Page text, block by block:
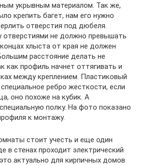
укрывным материалом. Так же,
крепить багет, нам его нужно
отверстия под дюбеля.
отверстиями не должно превышать
хлыста от края не должен
расстояние делать не
как профиль начнет оттягивать и
между креплением. Пластиковый
ребро жесткости, если
оно похоже на кубик. А
полку. На фото показано
к монтажу.
стоит учесть и еще один
в стенах проходит электрический
актуально для кирпичных домов